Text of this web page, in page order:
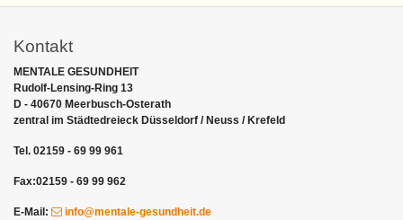
Kontakt
MENTALE GESUNDHEIT
Rudolf-Lensing-Ring 13
D - 40670 Meerbusch-Osterath
zentral im Städtedreieck Düsseldorf / Neuss / Krefeld
Tel. 02159 - 69 99 961
Fax:02159 - 69 99 962
E-Mail: info@mentale-gesundheit.de